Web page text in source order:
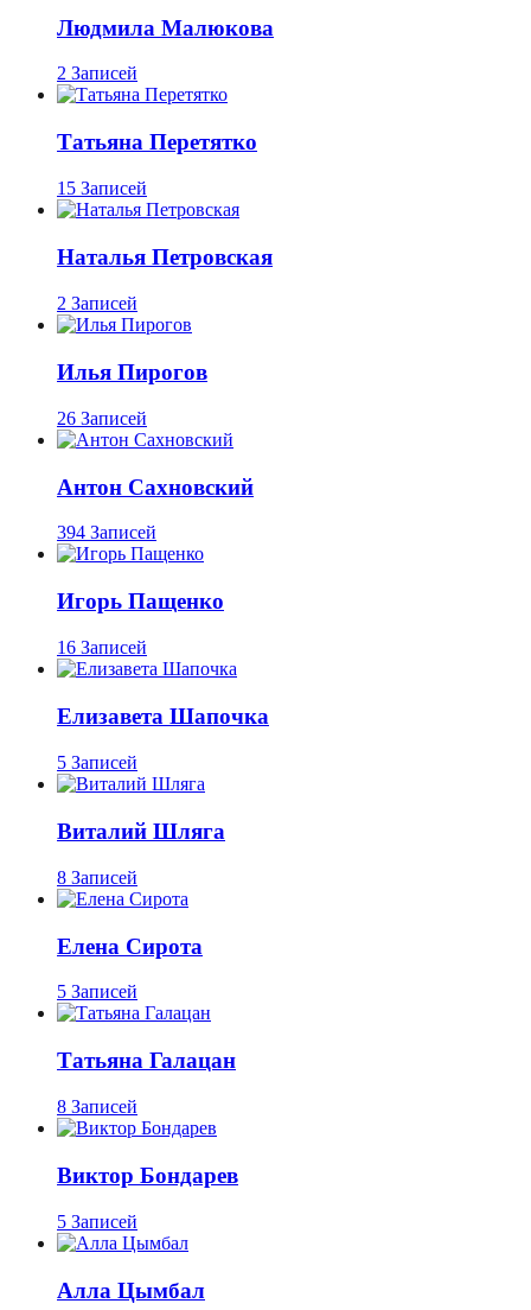
Людмила Малюкова
2 Записей
Татьяна Перетятко
15 Записей
Наталья Петровская
2 Записей
Илья Пирогов
26 Записей
Антон Сахновский
394 Записей
Игорь Пащенко
16 Записей
Елизавета Шапочка
5 Записей
Виталий Шляга
8 Записей
Елена Сирота
5 Записей
Татьяна Галацан
8 Записей
Виктор Бондарев
5 Записей
Алла Цымбал